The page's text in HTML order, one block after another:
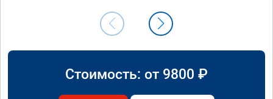
Стоимость: от 9800 ₽